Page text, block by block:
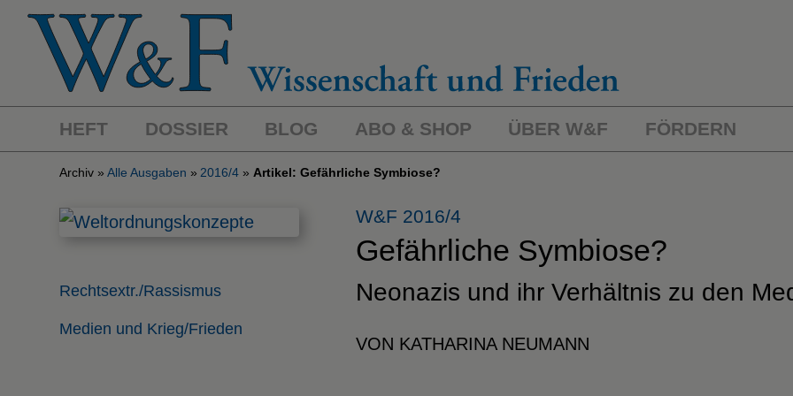
HEFT DOSSIER BLOG ABO & SHOP ÜBER W&F FÖRDERN
Archiv Alle Ausgaben 2016/4 Artikel: Gefährliche Symbiose?
Medien und Krieg/Frieden
Rechtsextr./Rassismus
W&F 2016/4
Gefährliche Symbiose?
Neonazis und ihr Verhältnis zu den
VON KATHARINA NEUMANN